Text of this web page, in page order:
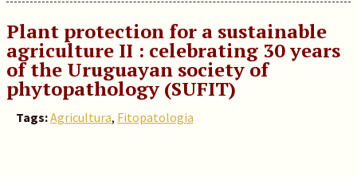
Plant protection for a sustainable
agriculture II : celebrating 30 years
of the Uruguayan society of
phytopathology (SUFIT)
Tags:Agricultura, Fitopatologia